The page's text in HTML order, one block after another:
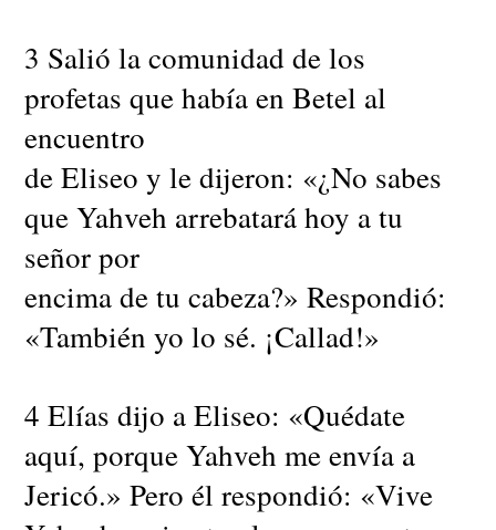
3 Salió la comunidad de los
profetas que había en Betel al
encuentro
de Eliseo y le dijeron: «¿No sabes
que Yahveh arrebatará hoy a tu
señor por
encima de tu cabeza?» Respondió:
«También yo lo sé. ¡Callad!»
4 Elías dijo a Eliseo: «Quédate
aquí, porque Yahveh me envía a
Jericó.» Pero él respondió: «Vive